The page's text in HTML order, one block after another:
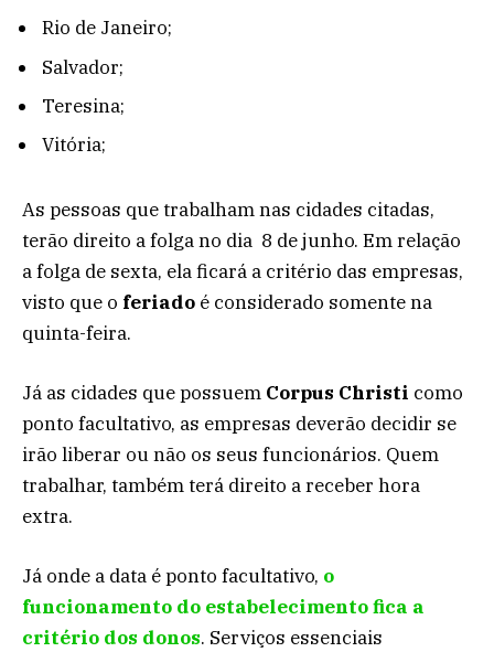
Rio de Janeiro;
Salvador;
Teresina;
Vitória;
As pessoas que trabalham nas cidades citadas,
terão direito a folga no dia 8 de junho. Em relação
a folga de sexta, ela ficará a critério das empresas,
visto que o feriado é considerado somente na
quinta-feira.
Já as cidades que possuem Corpus Christi como
ponto facultativo, as empresas deverão decidir se
irão liberar ou não os seus funcionários. Quem
trabalhar, também terá direito a receber hora
extra.
Já onde a data é ponto facultativo, o
funcionamento do estabelecimento fica a
critério dos donos. Serviços essenciais